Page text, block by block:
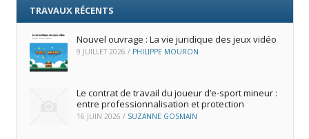
TRAVAUX RÉCENTS
Nouvel ouvrage : La vie juridique des jeux vidéo
9 JUILLET 2026 / PHILIPPE MOURON
Le contrat de travail du joueur d’e‑sport mineur :
entre professionnalisation et protection
16 JUIN 2026 / SUZANNE GOSMAIN